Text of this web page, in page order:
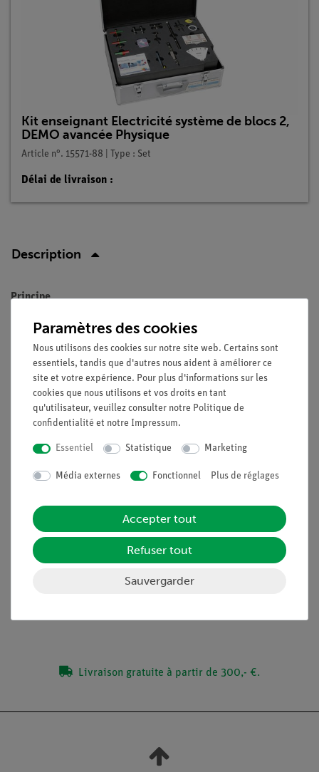
Kit enseignant Electricité système de blocs 2,
DEMO avancée Physique
Article n°. 15571-88 | Type : Set
Délai de livraison :
Description
Principe
Un modèle de moteur doit être utilisé pour démontrer la
construction et le fonctionnement d'un moteur à courant
continu à aimant permanent.
Avantages
Aucun câble supplémentaire n'est nécessaire entre les
blocs de construction - installation rapide et claire
Sécurité des contacts grâce au système de blocs puzzle
Doublement du succès : Schéma du circuit électrique sur
Contenu de livraison
Livraison gratuite à partir de 300,- €.
Paramètres des cookies
Nous utilisons des cookies sur notre site web. Certains sont
essentiels, tandis que d'autres nous aident à améliorer ce
site et votre expérience. Pour plus d'informations sur les
cookies que nous utilisons et vos droits en tant
qu'utilisateur, veuillez consulter notre Politique de
confidentialité et notre Impressum.
Essentiel Statistique Marketing
Média externes Fonctionnel Plus de réglages
Accepter tout
Refuser tout
Sauvergarder